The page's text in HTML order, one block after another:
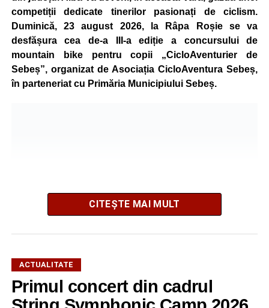
competiții dedicate tinerilor pasionați de ciclism.
Duminică, 23 august 2026, la Râpa Roșie se va
desfășura cea de-a III-a ediție a concursului de
mountain bike pentru copii „CicloAventurier de
Sebeș”, organizat de Asociația CicloAventura Sebeș,
în parteneriat cu Primăria Municipiului Sebeș.
După două ediții organizate în Parcul Arini, competiția se
mută într-un nou decor, oferind participanților ocazia de a
CITEȘTE MAI MULT
ACTUALITATE
Primul concert din cadrul